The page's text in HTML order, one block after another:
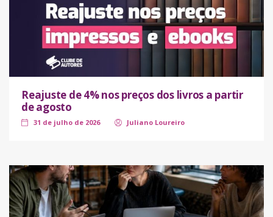
Reajuste de 4% nos preços dos livros a partir
de agosto
31 de julho de 2026 Juliano Loureiro